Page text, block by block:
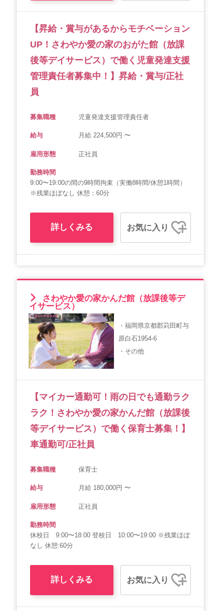
【昇給・賞与があるからモチベーション
UP！さわやか愛の家のおがた館（放課
後等デイサービス）で働く児童発達支援
管理責任者募集中！】昇給・賞与/正社
員
募集職種 児童発達支援管理責任者
給与 月給 224,500円 〜
雇用形態 正社員
勤務時間
9:00〜19:00の間の9時間拘束（実働8時間/休憩1時間）
※残業ほぼなし 休憩：60分
詳しくみる お気に入り
さわやか愛の家かんだ館（放課後等デ
イサービス）
・福岡県京都郡苅田町与
原白石1954-6
・その他
【マイカー通勤可！雨の日でも通勤ラク
ラク！さわやか愛の家かんだ館（放課後
等デイサービス）で働く保育士募集！】
車通勤可/正社員
募集職種 保育士
給与 月給 180,000円 〜
雇用形態 正社員
勤務時間
休校日 9:00〜18:00 登校日 10:00〜19:00 ※残業ほぼ
なし 休憩:60分
詳しくみる お気に入り